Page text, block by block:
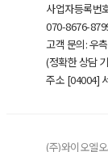
사업자등록번
070-8676-
고객 문의: 우
(정확한 상담
주소 [04004]
(주)와이오엘